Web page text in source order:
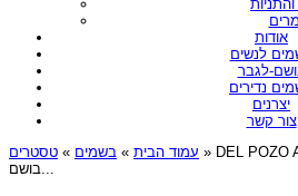
אודות
לנשים
לגבר
נדירים
יצרנים
צור קשר
עמוד הבית » בשמים » טסטרים
» DEL POZO
בושם...